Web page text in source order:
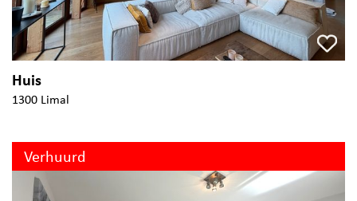
Huis
1300 Limal
Verhuurd